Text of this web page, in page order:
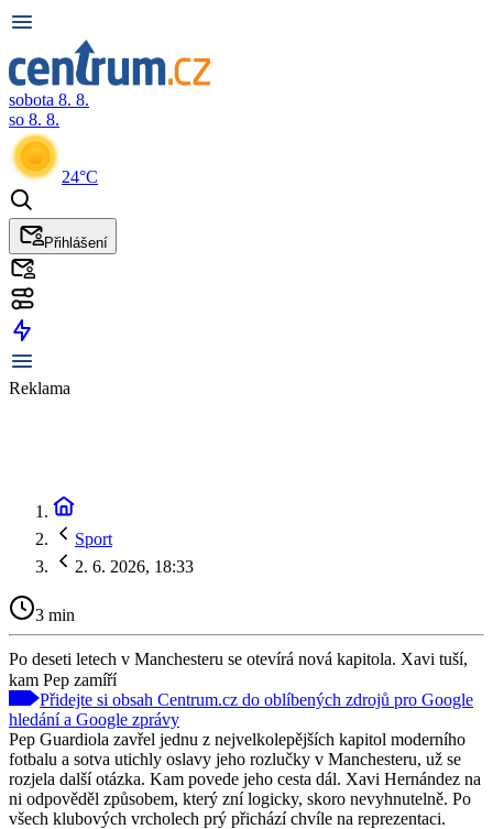
sobota 8. 8.
so 8. 8.
24°C
Přihlášení
Reklama
Sport
2. 6. 2026, 18:33
3 min
Po deseti letech v Manchesteru se otevírá nová kapitola. Xavi tuší,
kam Pep zamíří
Přidejte si obsah Centrum.cz do oblíbených zdrojů pro Google
hledání a Google zprávy
Pep Guardiola zavřel jednu z nejvelkolepějších kapitol moderního
fotbalu a sotva utichly oslavy jeho rozlučky v Manchesteru, už se
rozjela další otázka. Kam povede jeho cesta dál. Xavi Hernández na
ni odpověděl způsobem, který zní logicky, skoro nevyhnutelně. Po
všech klubových vrcholech prý přichází chvíle na reprezentaci.